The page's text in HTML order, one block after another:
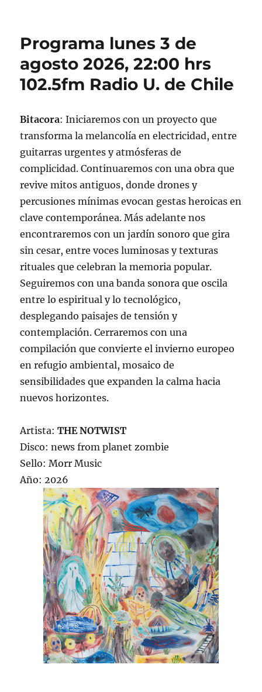
de
agosto
de
2026.
Programa lunes 3 de
agosto 2026, 22:00 hrs
102.5fm Radio U. de Chile
Bitacora: Iniciaremos con un proyecto que
transforma la melancolía en electricidad, entre
guitarras urgentes y atmósferas de
complicidad. Continuaremos con una obra que
revive mitos antiguos, donde drones y
percusiones mínimas evocan gestas heroicas en
clave contemporánea. Más adelante nos
encontraremos con un jardín sonoro que gira
sin cesar, entre voces luminosas y texturas
rituales que celebran la memoria popular.
Seguiremos con una banda sonora que oscila
entre lo espiritual y lo tecnológico,
desplegando paisajes de tensión y
contemplación. Cerraremos con una
compilación que convierte el invierno europeo
en refugio ambiental, mosaico de
sensibilidades que expanden la calma hacia
nuevos horizontes.
Artista:THE NOTWIST
Disco: news from planet zombie
Sello: Morr Music
Año: 2026